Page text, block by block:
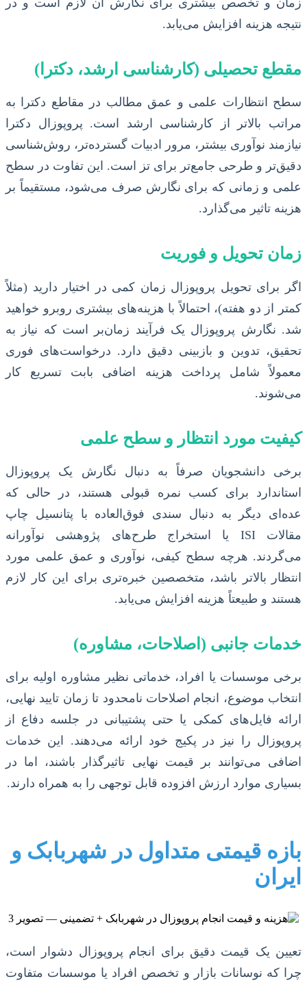
زمان و تخصص بیشتری برای نگارش آن لازم است و در
نتیجه هزینه افزایش می‌یابد.
مقطع تحصیلی (کارشناسی ارشد، دکترا)
سطح انتظارات علمی و عمق مطالب در مقاطع دکترا به
مراتب بالاتر از کارشناسی ارشد است. پروپوزال دکترا
نیازمند نوآوری بیشتر، مرور ادبیات گسترده‌تر، روش‌شناسی
دقیق‌تر و طرحی جامع‌تر برای تز است. این تفاوت در سطح
علمی و زمانی که برای نگارش صرف می‌شود، مستقیماً بر
هزینه تاثیر می‌گذارد.
زمان تحویل و فوریت
اگر برای تحویل پروپوزال زمان کمی در اختیار دارید (مثلاً
کمتر از دو هفته)، احتمالاً با هزینه‌های بیشتری روبرو خواهید
شد. نگارش پروپوزال یک فرآیند زمان‌بر است که نیاز به
تحقیق، تدوین و بازبینی دقیق دارد. درخواست‌های فوری
معمولاً شامل پرداخت هزینه اضافی بابت تسریع کار
می‌شوند.
کیفیت مورد انتظار و سطح علمی
برخی دانشجویان صرفاً به دنبال نگارش یک پروپوزال
استاندارد برای کسب نمره قبولی هستند، در حالی که
عده‌ای دیگر به دنبال سندی فوق‌العاده با پتانسیل چاپ
مقالات ISI یا استخراج طرح‌های پژوهشی نوآورانه
می‌گردند. هرچه سطح کیفی، نوآوری و عمق علمی مورد
انتظار بالاتر باشد، متخصصین خبره‌تری برای این کار لازم
هستند و طبیعتاً هزینه افزایش می‌یابد.
خدمات جانبی (اصلاحات، مشاوره)
برخی موسسات یا افراد، خدماتی نظیر مشاوره اولیه برای
انتخاب موضوع، انجام اصلاحات نامحدود تا زمان تایید نهایی،
ارائه فایل‌های کمکی یا حتی پشتیبانی در جلسه دفاع از
پروپوزال را نیز در پکیج خود ارائه می‌دهند. این خدمات
اضافی می‌توانند بر قیمت نهایی تاثیرگذار باشند، اما در
بسیاری موارد ارزش افزوده قابل توجهی را به همراه دارند.
بازه قیمتی متداول در شهربابک و
ایران
تعیین یک قیمت دقیق برای انجام پروپوزال دشوار است،
چرا که نوسانات بازار و تخصص افراد یا موسسات متفاوت